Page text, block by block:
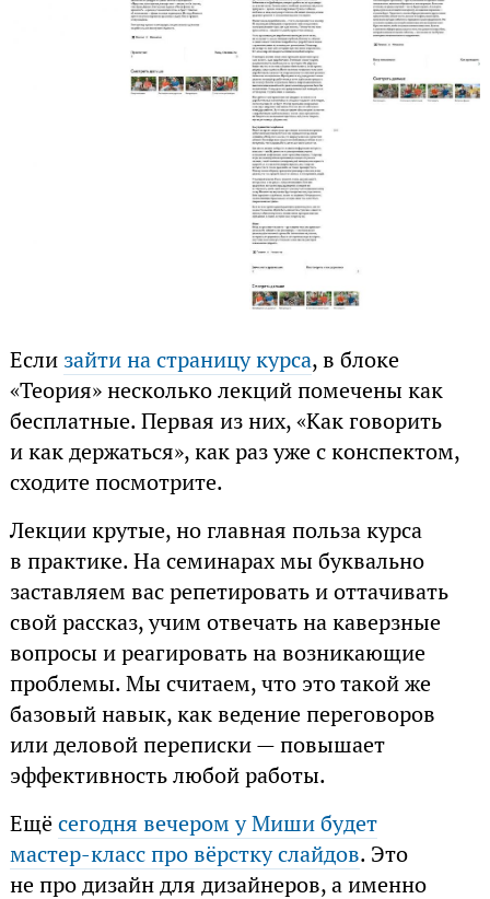
Если зайти на страницу курса, в блоке
«Теория» несколько лекций помечены как
бесплатные. Первая из них, «Как говорить
и как держаться», как раз уже с конспектом,
сходите посмотрите.
Лекции крутые, но главная польза курса
в практике. На семинарах мы буквально
заставляем вас репетировать и оттачивать
свой рассказ, учим отвечать на каверзные
вопросы и реагировать на возникающие
проблемы. Мы считаем, что это такой же
базовый навык, как ведение переговоров
или деловой переписки — повышает
эффективность любой работы.
Ещёсегодня вечером у Миши будет
мастер‑класс про вёрстку слайдов. Это
не про дизайн для дизайнеров, а именно